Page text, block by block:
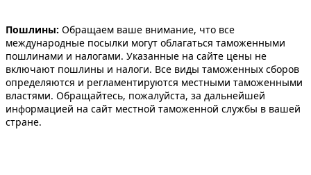
Пошлины: Обращаем ваше внимание, что все
международные посылки могут облагаться таможенными
пошлинами и налогами. Указанные на сайте цены не
включают пошлины и налоги. Все виды таможенных сборов
определяются и регламентируются местными таможенными
властями. Обращайтесь, пожалуйста, за дальнейшей
информацией на сайт местной таможенной службы в вашей
стране.